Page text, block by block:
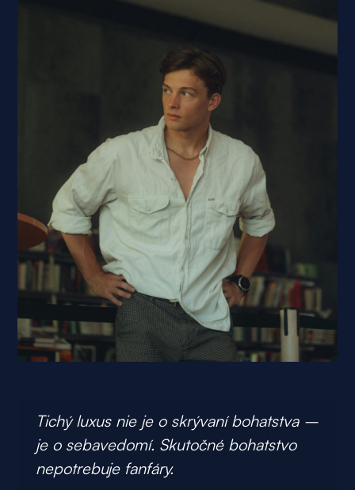
Tichý luxus nie je o skrývaní bohatstva –
je o sebavedomí. Skutočné bohatstvo
nepotrebuje fanfáry.